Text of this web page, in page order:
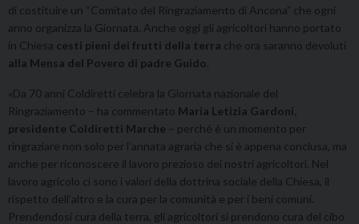
di costituire un “Comitato del Ringraziamento di Ancona” che ogni
anno organizza la Giornata. Anche oggi gli agricoltori hanno portato
in Chiesa cesti pieni dei frutti della terra che ora saranno devoluti
alla Mensa del Povero di padre Guido
«Da 70 anni Coldiretti celebra la Giornata nazionale del
Ringraziamento – ha commentato Maria Letizia Gardoni,
presidente Coldiretti Marche – perché è un momento per
ringraziare non solo per l’annata agraria che si è appena conclusa, ma
anche per riconoscere il lavoro prezioso dei nostri agricoltori. Nel
lavoro agricolo ci sono i valori della dottrina sociale della Chiesa, il
rispetto dell’altro e la cura per la comunità e per i beni comuni.
Prendendosi cura della terra, gli agricoltori si prendono cura del cibo